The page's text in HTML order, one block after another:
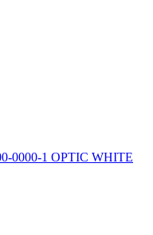
0000-1 OPTIC WHITE